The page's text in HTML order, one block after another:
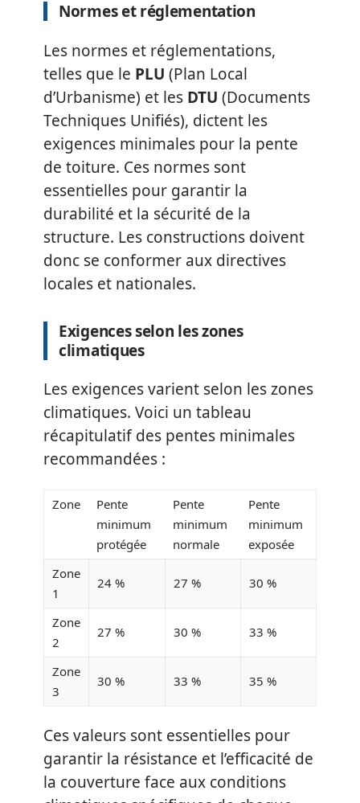
Normes et réglementation
Les normes et réglementations,
telles que le PLU (Plan Local
d’Urbanisme) et les DTU (Documents
Techniques Unifiés), dictent les
exigences minimales pour la pente
de toiture. Ces normes sont
essentielles pour garantir la
durabilité et la sécurité de la
structure. Les constructions doivent
donc se conformer aux directives
locales et nationales.
Exigences selon les zones
climatiques
Les exigences varient selon les zones
climatiques. Voici un tableau
récapitulatif des pentes minimales
recommandées :
Zone
Pente
minimum
protégée
Pente
minimum
normale
Pente
minimum
exposée
Zone
1
24 % 27 % 30 %
Zone
2
27 % 30 % 33 %
Zone
3
30 % 33 % 35 %
Ces valeurs sont essentielles pour
garantir la résistance et l’efficacité de
la couverture face aux conditions